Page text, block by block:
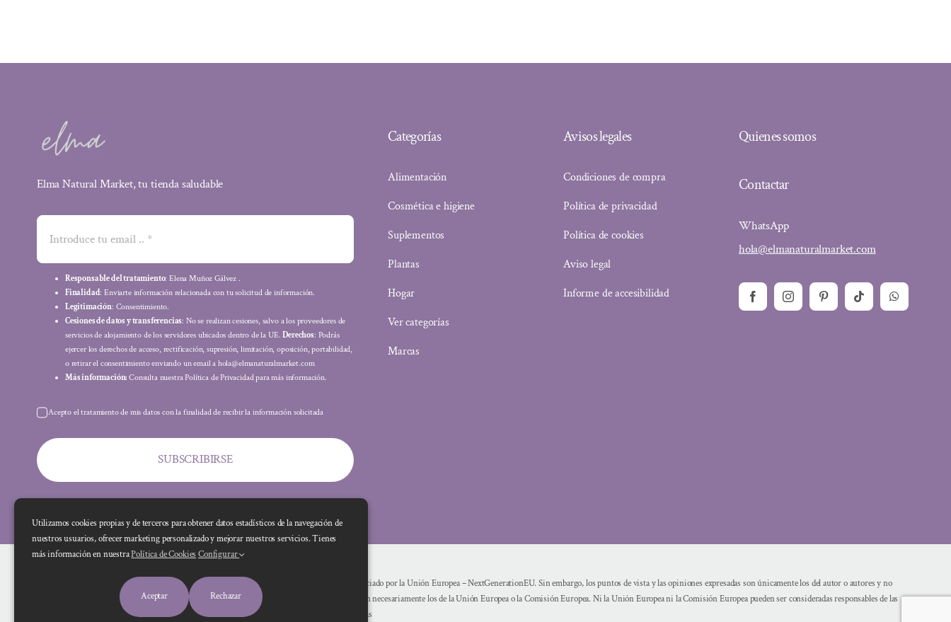
Elma Natural Market, tu tienda saludable
Responsable del tratamiento: Elena Muñoz Gálvez .
Finalidad: Enviarte información relacionada con tu solicitud de información.
Legitimación: Consentimiento.
Cesiones de datos y transferencias: No se realizan cesiones, salvo a los proveedores de
servicios de alojamiento de los servidores ubicados dentro de la UE.Derechos: Podrás
ejercer los derechos de acceso, rectificación, supresión, limitación, oposición, portabilidad,
o retirar el consentimiento enviando un email a hola@elmanaturalmarket.com
Más información: Consulta nuestra Política de Privacidad para más información.
Acepto el tratamiento de mis datos con la finalidad de recibir la información solicitada
SUBSCRIBIRSE
Categorías
Alimentación
Cosmética e higiene
Suplementos
Plantas
Hogar
Ver categorías
Marcas
Avisos legales
Condiciones de compra
Política de privacidad
Política de cookies
Aviso legal
Informe de accesibilidad
Quienes somos
Contactar
WhatsApp
hola@elmanaturalmarket.com
Financiado por la Unión Europea – NextGenerationEU. Sin embargo, los puntos de vista y las opiniones expresadas son únicamente los del autor o autores y no
reflejan necesariamente los de la Unión Europea o la Comisión Europea. Ni la Unión Europea ni la Comisión Europea pueden ser consideradas responsables de las
mismas
Utilizamos cookies propias y de terceros para obtener datos estadísticos de la navegación de
nuestros usuarios, ofrecer marketing personalizado y mejorar nuestros servicios. Tienes
más información en nuestraPolítica de Cookies Configurar
Aceptar Rechazar